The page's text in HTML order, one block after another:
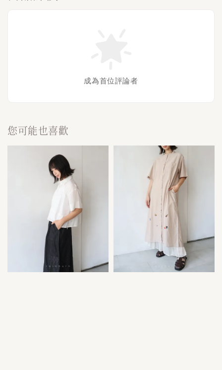
成為首位評論者
您可能也喜歡